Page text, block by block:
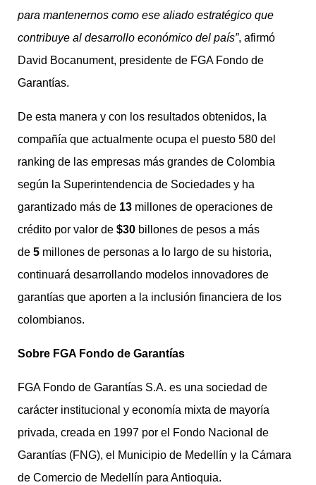
para mantenernos como ese aliado estratégico que
contribuye al desarrollo económico del país”, afirmó
David Bocanument, presidente de FGA Fondo de
Garantías.
De esta manera y con los resultados obtenidos, la
compañía que actualmente ocupa el puesto 580 del
ranking de las empresas más grandes de Colombia
según la Superintendencia de Sociedades y ha
garantizado más de 13 millones de operaciones de
crédito por valor de $30 billones de pesos a más
de 5 millones de personas a lo largo de su historia,
continuará desarrollando modelos innovadores de
garantías que aporten a la inclusión financiera de los
colombianos.
Sobre FGA Fondo de Garantías
FGA Fondo de Garantías S.A. es una sociedad de
carácter institucional y economía mixta de mayoría
privada, creada en 1997 por el Fondo Nacional de
Garantías (FNG), el Municipio de Medellín y la Cámara
de Comercio de Medellín para Antioquia.